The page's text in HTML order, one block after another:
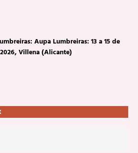
Aupa Lumbreiras: 13 a 15 de
Villena (Alicante)